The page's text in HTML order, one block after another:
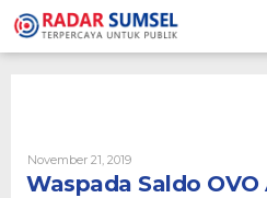
Skip
to
content
November 21, 2019
Admin
Waspada Saldo OVO